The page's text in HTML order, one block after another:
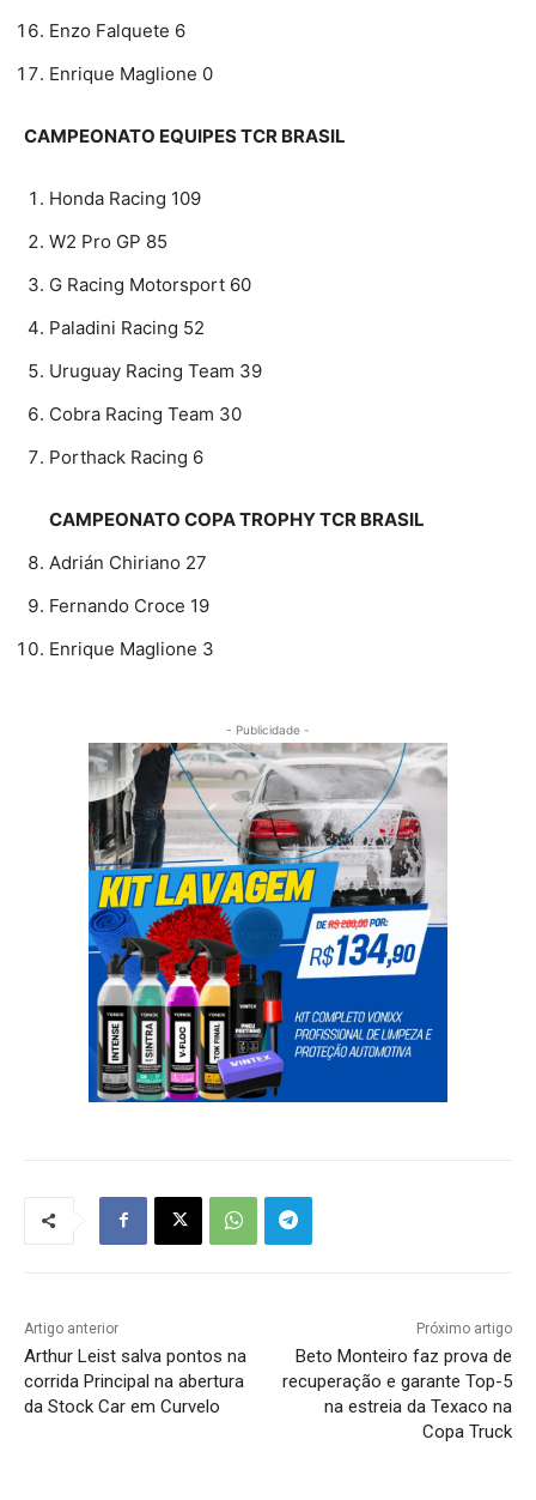
Enzo Falquete 6
Enrique Maglione 0
CAMPEONATO EQUIPES TCR BRASIL
Honda Racing 109
W2 Pro GP 85
G Racing Motorsport 60
Paladini Racing 52
Uruguay Racing Team 39
Cobra Racing Team 30
Porthack Racing 6
CAMPEONATO COPA TROPHY TCR BRASIL
Adrián Chiriano 27
Fernando Croce 19
Enrique Maglione 3
- Publicidade -
Artigo anterior
Arthur Leist salva pontos na
corrida Principal na abertura
da Stock Car em Curvelo
Próximo artigo
Beto Monteiro faz prova de
recuperação e garante Top-5
na estreia da Texaco na
Copa Truck